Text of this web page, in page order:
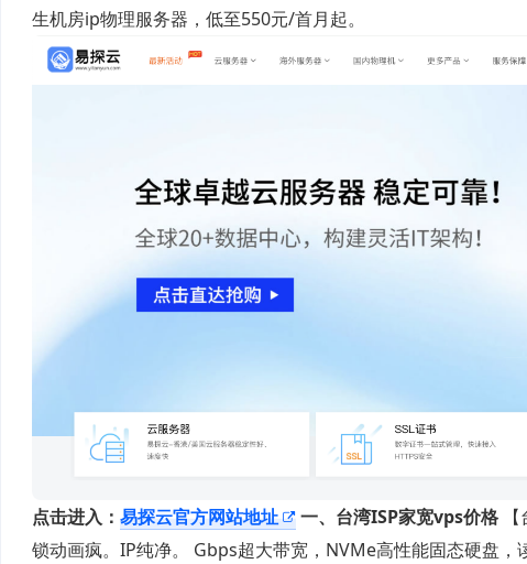
生机房ip物理服务器，低至550元/首月起。
点击进入： 易探云官方网站地址 一、台湾ISP家宽vps价格
锁动画疯。IP纯净。 Gbps超大带宽，NVMe高性能固态硬盘